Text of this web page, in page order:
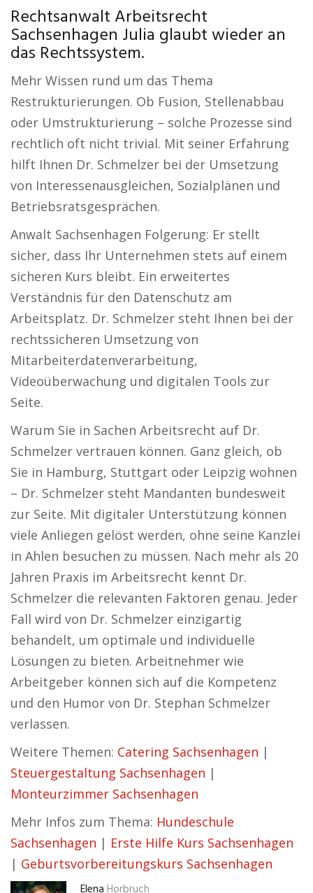
Rechtsanwalt Arbeitsrecht
Sachsenhagen Julia glaubt wieder an
das Rechtssystem.
Mehr Wissen rund um das Thema
Restrukturierungen. Ob Fusion, Stellenabbau
oder Umstrukturierung – solche Prozesse sind
rechtlich oft nicht trivial. Mit seiner Erfahrung
hilft Ihnen Dr. Schmelzer bei der Umsetzung
von Interessenausgleichen, Sozialplänen und
Betriebsratsgesprächen.
Anwalt Sachsenhagen Folgerung: Er stellt
sicher, dass Ihr Unternehmen stets auf einem
sicheren Kurs bleibt. Ein erweitertes
Verständnis für den Datenschutz am
Arbeitsplatz. Dr. Schmelzer steht Ihnen bei der
rechtssicheren Umsetzung von
Mitarbeiterdatenverarbeitung,
Videoüberwachung und digitalen Tools zur
Seite.
Warum Sie in Sachen Arbeitsrecht auf Dr.
Schmelzer vertrauen können. Ganz gleich, ob
Sie in Hamburg, Stuttgart oder Leipzig wohnen
– Dr. Schmelzer steht Mandanten bundesweit
zur Seite. Mit digitaler Unterstützung können
viele Anliegen gelöst werden, ohne seine Kanzlei
in Ahlen besuchen zu müssen. Nach mehr als 20
Jahren Praxis im Arbeitsrecht kennt Dr.
Schmelzer die relevanten Faktoren genau. Jeder
Fall wird von Dr. Schmelzer einzigartig
behandelt, um optimale und individuelle
Lösungen zu bieten. Arbeitnehmer wie
Arbeitgeber können sich auf die Kompetenz
und den Humor von Dr. Stephan Schmelzer
verlassen.
Weitere Themen: Catering Sachsenhagen |
Steuergestaltung Sachsenhagen |
Monteurzimmer Sachsenhagen
Mehr Infos zum Thema: Hundeschule
Sachsenhagen | Erste Hilfe Kurs Sachsenhagen
| Geburtsvorbereitungskurs Sachsenhagen
Elena Horbruch